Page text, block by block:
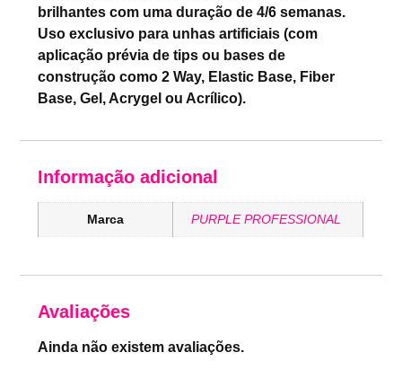
brilhantes com uma duração de 4/6 semanas.
Uso exclusivo para unhas artificiais (com
aplicação prévia de tips ou bases de
construção como 2 Way, Elastic Base, Fiber
Base, Gel, Acrygel ou Acrílico).
Informação adicional
Marca PURPLE PROFESSIONAL
Avaliações
Ainda não existem avaliações.